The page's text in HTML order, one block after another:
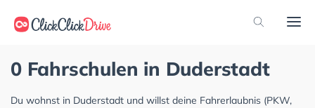
0 Fahrschulen in Duderstadt
Du wohnst in Duderstadt und willst deine Fahrerlaubnis (PKW,